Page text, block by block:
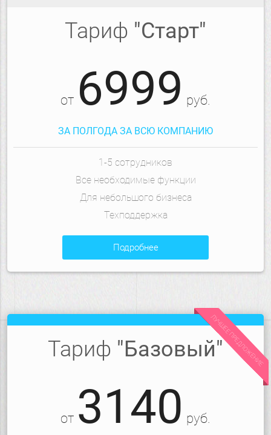
Тариф "Старт"
от 6999 руб.
ЗА ПОЛГОДА ЗА ВСЮ КОМПАНИЮ
1-5 сотрудников
Все необходимые функции
Для небольшого бизнеса
Техподдержка
подробнее
Тариф "Базовый"
от 3140 руб.
ЛУЧШЕЕ ПРЕДЛОЖЕНИЕ